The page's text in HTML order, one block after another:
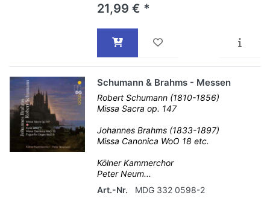
21,99 € *
Schumann & Brahms - Messen
Robert Schumann (1810-1856)
Missa Sacra op. 147
Johannes Brahms (1833-1897)
Missa Canonica WoO 18 etc.
Kölner Kammerchor
Peter Neum...
Art.-Nr.
MDG 332 0598-2